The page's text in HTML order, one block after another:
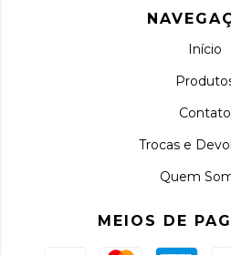
Início
Contato
Trocas e
Quem
MEIOS DE